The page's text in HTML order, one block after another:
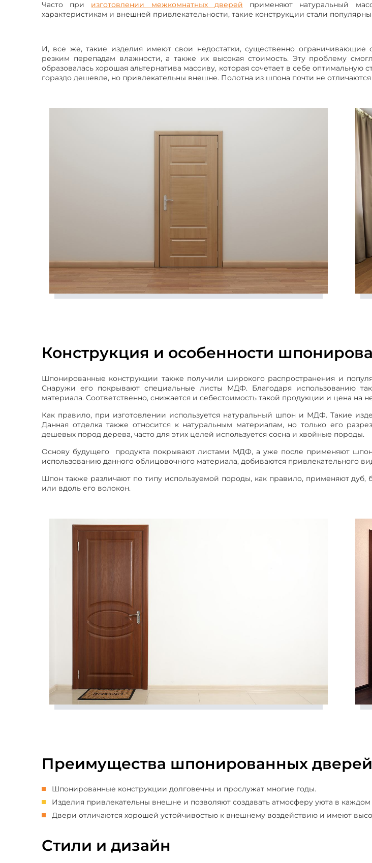
СБ-ВС — с 9:00 до 16:00
Тел.+7 (4912) 52-99-88
Часто при изготовлении межкомнатных дверей применяют натуральный
характеристикам и внешней привлекательности, такие конструкции стали
И, все же, такие изделия имеют свои недостатки, существенно ограничивающие
резким перепадам влажности, а также их высокая стоимость. Эту проблему
образовалась хорошая альтернатива массиву, которая сочетает в себе
гораздо дешевле, но привлекательны внешне. Полотна из шпона почти не
Конструкция и особенности
Шпонированные конструкции также получили широкого распространения и
Снаружи его покрывают специальные листы МДФ. Благодаря использованию
материала. Соответственно, снижается и себестоимость такой продукции и цена на
Как правило, при изготовлении используется натуральный шпон и МДФ. Такие
Данная отделка также относится к натуральным материалам, но только его
дешевых пород дерева, часто для этих целей используется сосна и хвойные породы.
Основу будущего продукта покрывают листами МДФ, а уже после применяют
использованию данного облицовочного материала, добиваются привлекательного
Шпон также различают по типу используемой породы, как правило, применяют
или вдоль его волокон.
Преимущества шпонированных дверей
Шпонированные конструкции долговечны и прослужат многие годы.
Изделия привлекательны внешне и позволяют создавать атмосферу уюта в
Двери отличаются хорошей устойчивостью к внешнему воздействию и имеют
Стили и дизайн